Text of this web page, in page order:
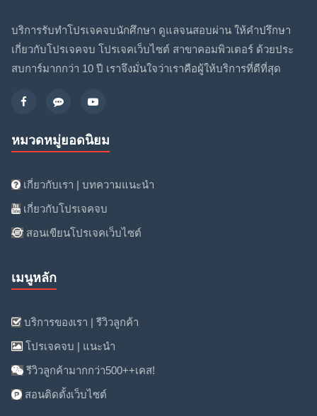
บริการรับทำโปรเจคจบนักศึกษา ดูแลจนสอบผ่าน ให้คำปรึกษา
เกี่ยวกับโปรเจคจบ โปรเจคเว็บไซต์ สาขาคอมพิวเตอร์ ด้วยประ
สบการ์มากกว่า 10 ปี เราจึงมั่นใจว่าเราคือผู้ให้บริการที่ดีที่สุด
หมวดหมู่ยอดนิยม
เกี่ยวกับเรา | บทความแนะนำ
เกี่ยวกับโปรเจคจบ
สอนเขียนโปรเจคเว็บไซต์
เมนูหลัก
บริการของเรา | รีวิวลูกค้า
โปรเจคจบ | แนะนำ
รีวิวลูกค้ามากกว่า500++เคส!
สอนติดตั้งเว็บไซต์